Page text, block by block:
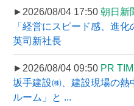
►2026/08/04 17:50 朝日新
「経営にスピード感、進
英司新社長
►2026/08/04 09:50 PR
坂手建設㈱、建設現場の
ルーム」と ...